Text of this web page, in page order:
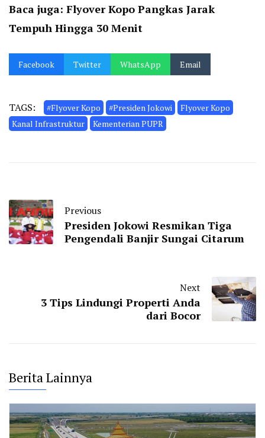
Baca juga: Flyover Kopo Pangkas Jarak
Tempuh Hingga 30 Menit
Facebook Twitter WhatsApp Email
TAGS: #Flyover Kopo #Presiden Jokowi
Flyover Kopo
Kanal Infrastruktur
Kementerian PUPR
Previous
Presiden Jokowi Resmikan Tiga
Pengendali Banjir Sungai Citarum
Next
3 Tips Lindungi Properti Anda
dari Bocor
Berita Lainnya